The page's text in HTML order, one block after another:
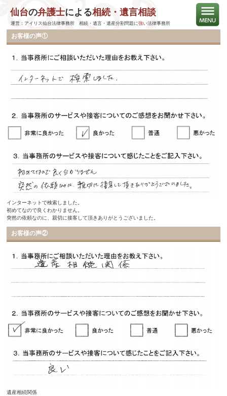
仙台の弁護士による相続・遺言相談
運営：アイリス仙台法律事務所 相続・遺言・遺産分割問題に強い法律事務所
お客様の声（2019年6月まで）
お客様の声①
インターネットで検索しました。
初めてなので良くわかりません。
突然の依頼なのに、親切に接客して頂きありがとうございました。
お客様の声②
遺産相続関係